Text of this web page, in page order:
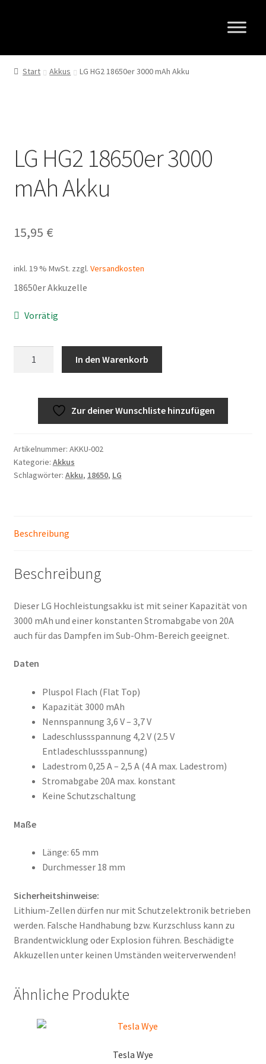
Start Akkus LG HG2 18650er 3000 mAh Akku
LG HG2 18650er 3000
mAh Akku
15,95 €
inkl. 19 % MwSt. zzgl. Versandkosten
18650er Akkuzelle
Vorrätig
In den Warenkorb
Zur deiner Wunschliste hinzufügen
Artikelnummer: AKKU-002
Kategorie: Akkus
Schlagwörter: Akku, 18650, LG
Beschreibung
Beschreibung
Dieser LG Hochleistungsakku ist mit seiner Kapazität von
3000 mAh und einer konstanten Stromabgabe von 20A
auch für das Dampfen im Sub-Ohm-Bereich geeignet.
Daten
Pluspol Flach (Flat Top)
Kapazität 3000 mAh
Nennspannung 3,6 V – 3,7 V
Ladeschlussspannung 4,2 V (2.5 V
Entladeschlussspannung)
Ladestrom 0,25 A – 2,5 A (4 A max. Ladestrom)
Stromabgabe 20A max. konstant
Keine Schutzschaltung
Maße
Länge: 65 mm
Durchmesser 18 mm
Sicherheitshinweise:
Lithium-Zellen dürfen nur mit Schutzelektronik betrieben
werden. Falsche Handhabung bzw. Kurzschluss kann zu
Brandentwicklung oder Explosion führen. Beschädigte
Akkuzellen unter keinen Umständen weiterverwenden!
Ähnliche Produkte
Tesla Wye